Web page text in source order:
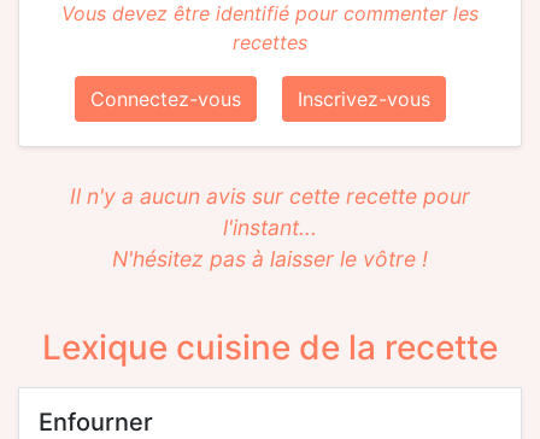
Vous devez être identifié pour commenter les
recettes
Connectez-vous Inscrivez-vous
Il n'y a aucun avis sur cette recette pour
l'instant...
N'hésitez pas à laisser le vôtre !
Lexique cuisine de la recette
enfourner